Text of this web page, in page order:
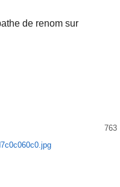
de renom sur
763